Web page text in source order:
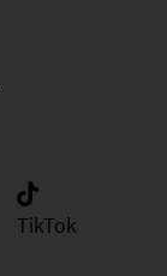
TikTok